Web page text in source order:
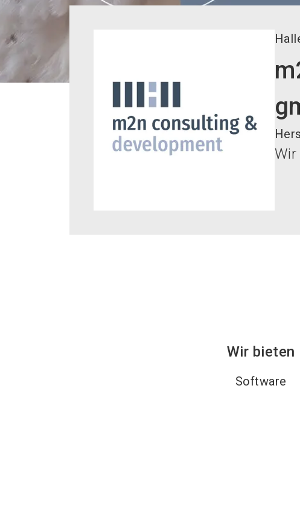
Wir
Wir bieten
Software